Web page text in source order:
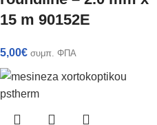
15 m 90152E
5,00€ συμπ. ΦΠΑ